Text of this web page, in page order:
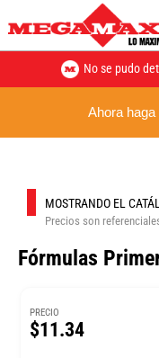
No se pudo
Ahora
MOSTRANDO EL
Precios son
Fórmulas
PRECIO
$11.34